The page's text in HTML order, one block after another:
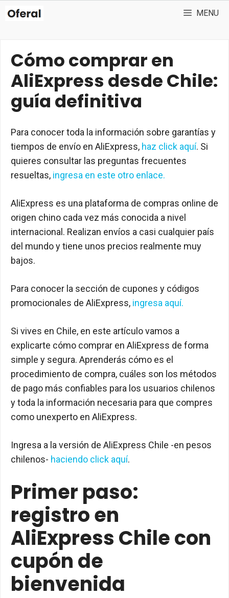
MENU
Cómo comprar en
AliExpress desde Chile:
guía definitiva
Para conocer toda la información sobre garantías y
tiempos de envío en AliExpress, haz click aquí. Si
quieres consultar las preguntas frecuentes
resueltas, ingresa en este otro enlace.
AliExpress es una plataforma de compras online de
origen chino cada vez más conocida a nivel
internacional. Realizan envíos a casi cualquier país
del mundo y tiene unos precios realmente muy
bajos.
Para conocer la sección de cupones y códigos
promocionales de AliExpress, ingresa aquí.
Si vives en Chile, en este artículo vamos a
explicarte cómo comprar en AliExpress de forma
simple y segura. Aprenderás cómo es el
procedimiento de compra, cuáles son los métodos
de pago más confiables para los usuarios chilenos
y toda la información necesaria para que compres
como unexperto en AliExpress.
Ingresa a la versión de AliExpress Chile -en pesos
chilenos- haciendo click aquí.
Primer paso:
registro en
AliExpress Chile con
cupón de
bienvenida